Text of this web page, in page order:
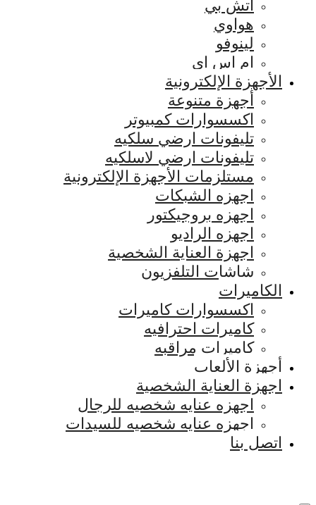
اتش بي
هواوي
لينوفو
ام اس اي
الأجهزة الإلكترونية
أجهزة متنوعة
اكسسوارات كمبيوتر
تليفونات ارضي سلكيه
تليفونات ارضي لاسلكيه
مستلزمات الأجهزة الإلكترونية
اجهزه الشبكات
اجهزه بروجيكتور
اجهزه الراديو
اجهزة العناية الشخصية
شاشات التلفزيون
الكاميرات
اكسسوارات كاميرات
كاميرات احترافيه
كاميرات مراقبه
أجهزة الألعاب
اجهزة العناية الشخصية
اجهزه عنايه شخصيه للرجال
اجهزه عنايه شخصيه للسيدات
اتصل بنا